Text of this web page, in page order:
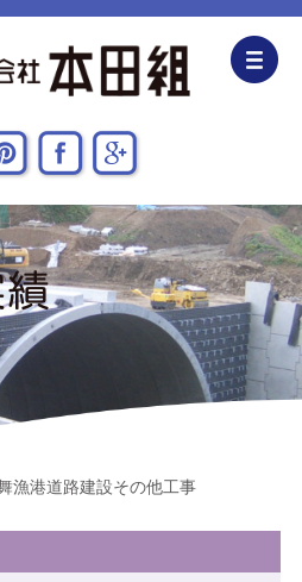
業情報
活動
施工実績
用情報
連会社
せ・アクセス
地域貢献活動
漁港道路建設その他工事